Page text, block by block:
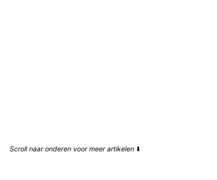
Scroll naar onderen voor meer artikelen ⬇️